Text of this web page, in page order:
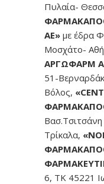
Νέα
Καριέρα
Επικοινωνία
E-
Sitemap
Πυλαία-
ΑΕ» με έδρα
Μοσχάτο-
ΑΡΓΩΦΑΡΜ
51-
Βόλος,
Τρίκαλα,
6, ΤΚ 45221